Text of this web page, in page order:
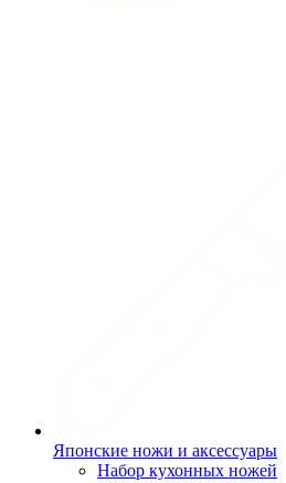
Японские ножи и аксессуары
Набор кухонных ножей